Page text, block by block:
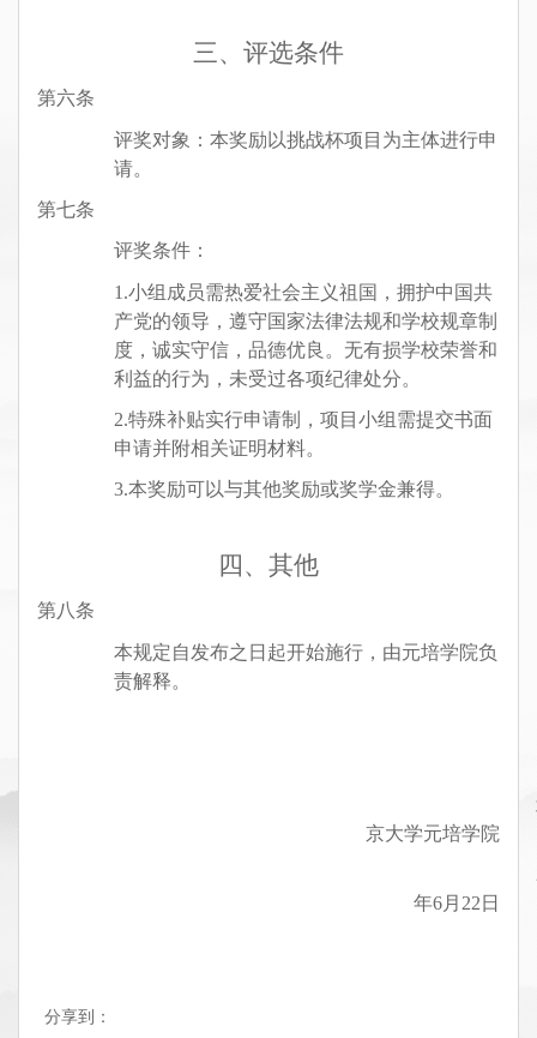
三、评选条件
第六条
评奖对象： 本奖励以挑战杯项目为主体进行申
请。
第七条
评奖条件：
1 .小组成员需热爱社会主义祖国， 拥护中国共
产党的领导， 遵守国家法律法规和学校规章制
度，诚实守信 ，品德优良。无有损学校荣誉和
利益的行为，未受过各项纪律处分。
2.特殊补贴实行申请制，项目小组 需提交书面
申请并附相关证明材料。
3.本奖励可以与其他奖励或奖学金兼得。
四、其他
第八条
本规定自发布之日起开始施行，由元培学院负
责解释。
京大学元培学院
年6月22 日
分享到：